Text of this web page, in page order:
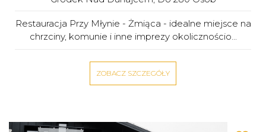
Restauracja Przy Młynie - Żmiąca - idealne miejsce na
chrzciny, komunie i inne imprezy okolicznościo...
ZOBACZ SZCZEGÓŁY